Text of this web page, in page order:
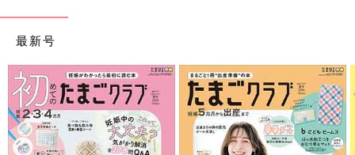
rikaさんは、H＆Мにて「クロスボディバケットバッグ」（2,999
円）を購入。お値段もかわいくて、思わずゲットしたんだとか♪
コンパクトだけど必需品は入るし、ショルダーにもできる！との
こと。高見えするバッグですよね。
最新号